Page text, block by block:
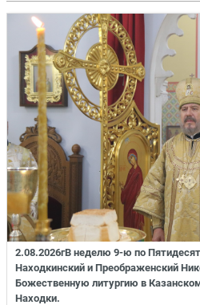
2.08.2026гВ неделю 9-ю по
Находкинский и Преображенский
Божественную литургию в
Находки.